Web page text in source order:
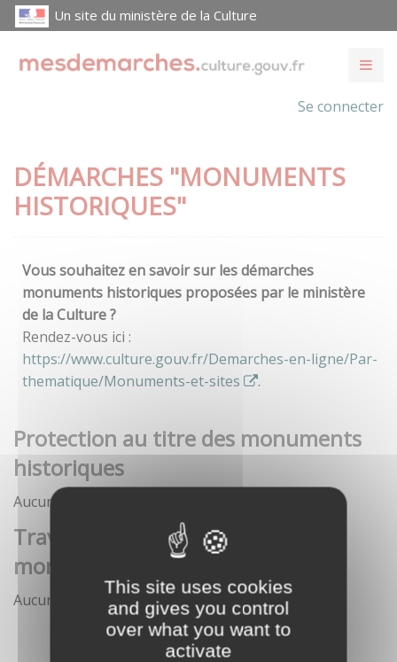
This site uses cookies
and gives you control
over what you want to
activate
Un site du ministère de la Culture
Se connecter
DÉMARCHES "MONUMENTS
HISTORIQUES"
Vous souhaitez en savoir sur les démarches
monuments historiques proposées par le ministère
de la Culture ?
Rendez-vous ici :
https://www.culture.gouv.fr/Demarches-en-ligne/Par-
thematique/Monuments-et-sites
.
Protection au titre des monuments
historiques
Aucune démarche pour le moment
Travaux et interventions sur
monument historique
Aucune démarche pour le moment